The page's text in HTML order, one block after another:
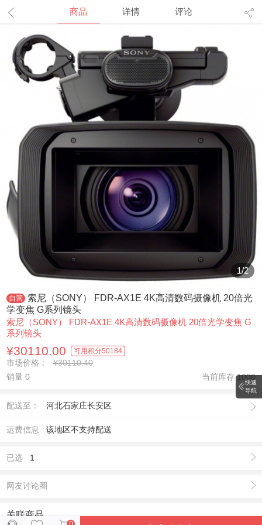
商品 详情 评论
1/2
自营 索尼（SONY） FDR-AX1E 4K高清数码摄像机 20倍光
学变焦 G系列镜头
索尼（SONY） FDR-AX1E 4K高清数码摄像机 20倍光学变焦 G
系列镜头
¥30110.00 可用积分50184
市场价格：
¥30110.40
销量 0
当前库存1000
配送至： 河北石家庄长安区
运费信息 该地区不支持配送
已选 1
网友讨论圈
关联商品
快速
导航